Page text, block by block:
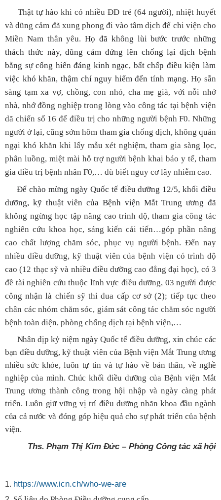
Thật tự hào khi có nhiều ĐD trẻ (64 người), nhiệt huyết
và dũng cảm đã xung phong đi vào tâm dịch để chi viện cho
Miền Nam thân yêu. Họ đã không lùi bước trước những
thách thức này,dũng cảm đứng lên chốnglại dịch bệnh
bằng sự cống hiến đáng kinh ngạc, bất chấp điều kiện làm
việc khó khăn, thậm chí nguy hiểm đến tính mạng.Họ sẵn
sàng tạm xa vợ, chồng, con nhỏ, cha mẹ già, với nỗi nhớ
nhà, nhớ đồng nghiệp trong lòng vào công tác tại bệnh viện
dã chiến số 16 để điều trị cho những người bệnh F0. Những
người ở lại, cũng sớm hôm tham gia chống dịch, không quản
ngại khó khăn khi lấy mẫu xét nghiệm, tham gia sàng lọc,
phân luồng, miệt mài hỗ trợ người bệnh khai báo y tế, tham
gia điều trị bệnh nhân F0,… dù biết nguy cơ lây nhiễm cao.
Để chào mừng ngày Quốc tế điều dưỡng 12/5, khối điều
dưỡng, kỹ thuật viên của Bệnh viện Mắt Trung ương đã
không ngừng học tập nâng cao trình độ, tham gia công tác
nghiên cứu khoa học, sáng kiến cải tiến…góp phần nâng
cao chất lượng chăm sóc, phục vụ người bệnh. Đến nay
nhiều điều dưỡng, kỹ thuật viên của bệnh viện có trình độ
cao (12 thạc sỹ và nhiều điều dưỡng cao đẳng đại học), có 3
đề tài nghiên cứu thuộc lĩnh vực điều dưỡng, 03 người được
công nhận là chiến sỹ thi đua cấp cơ sở (2); tiếp tục theo
chân các nhóm chăm sóc, giám sát công tác chăm sóc người
bệnh toàn diện, phòng chống dịch tại bệnh viện,…
Nhân dịp kỷ niệm ngày Quốc tế điều dưỡng, xin chúc các
bạn điều dưỡng, kỹ thuật viên của Bệnh viện Mắt Trung ương
nhiều sức khỏe, luôn tự tin và tự hào về bản thân, về nghề
nghiệp của mình. Chúc khối điều dưỡng của Bệnh viện Mắt
Trung ương thành công trong hội nhập và ngày càng phát
triển. Luôn giữ vững vị trí điều dưỡng nhãn khoa đầu ngành
của cả nước và đóng góp hiệu quả cho sự phát triển của bệnh
viện.
Ths. Phạm Thị Kim Đức – Phòng Công tác xã hội
https://www.icn.ch/who-we-are